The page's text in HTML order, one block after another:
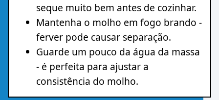
seque muito bem antes de cozinhar.
Mantenha o molho em fogo brando -
ferver pode causar separação.
Guarde um pouco da água da massa
- é perfeita para ajustar a
consistência do molho.